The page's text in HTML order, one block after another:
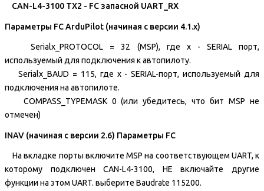
CAN-L4-3100 TX2 - FC запасной UART_RX
Параметры FC ArduPilot (начиная с версии 4.1.x)
Serialx_PROTOCOL = 32 (MSP), где x - SERIAL порт,
используемый для подключения к автопилоту.
Serialx_BAUD = 115, где x - SERIAL-порт, используемый для
подключения на автопилоте.
COMPASS_TYPEMASK 0 (или убедитесь, что бит MSP не
отмечен)
INAV (начиная с версии 2.6) Параметры FC
На вкладке порты включите MSP на соответствующем UART, к
которому подключен CAN-L4-3100, НЕ включайте другие
функции на этом UART. выберите Baudrate 115200.